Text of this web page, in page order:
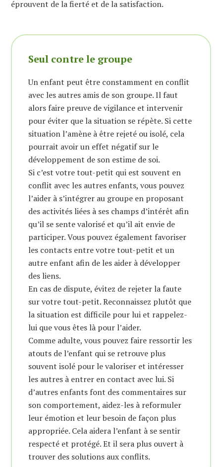
éprouvent de la fierté et de la satisfaction.
Seul contre le groupe
Un enfant peut être constamment en conflit
avec les autres amis de son groupe. Il faut
alors faire preuve de vigilance et intervenir
pour éviter que la situation se répète. Si cette
situation l’amène à être rejeté ou isolé, cela
pourrait avoir un effet négatif sur le
développement de son estime de soi.
Si c’est votre tout-petit qui est souvent en
conflit avec les autres enfants, vous pouvez
l’aider à s’intégrer au groupe en proposant
des activités liées à ses champs d’intérêt afin
qu’il se sente valorisé et qu’il ait envie de
participer. Vous pouvez également favoriser
les contacts entre votre tout-petit et un
autre enfant afin de les aider à développer
des liens.
En cas de dispute, évitez de rejeter la faute
sur votre tout-petit. Reconnaissez plutôt que
la situation est difficile pour lui et rappelez-
lui que vous êtes là pour l’aider.
Comme adulte, vous pouvez faire ressortir les
atouts de l’enfant qui se retrouve plus
souvent isolé pour le valoriser et intéresser
les autres à entrer en contact avec lui. Si
d’autres enfants font des commentaires sur
son comportement, aidez-les à reformuler
leur émotion et leur besoin de façon plus
appropriée. Cela aidera l’enfant à se sentir
respecté et protégé. Et il sera plus ouvert à
trouver des solutions aux conflits.